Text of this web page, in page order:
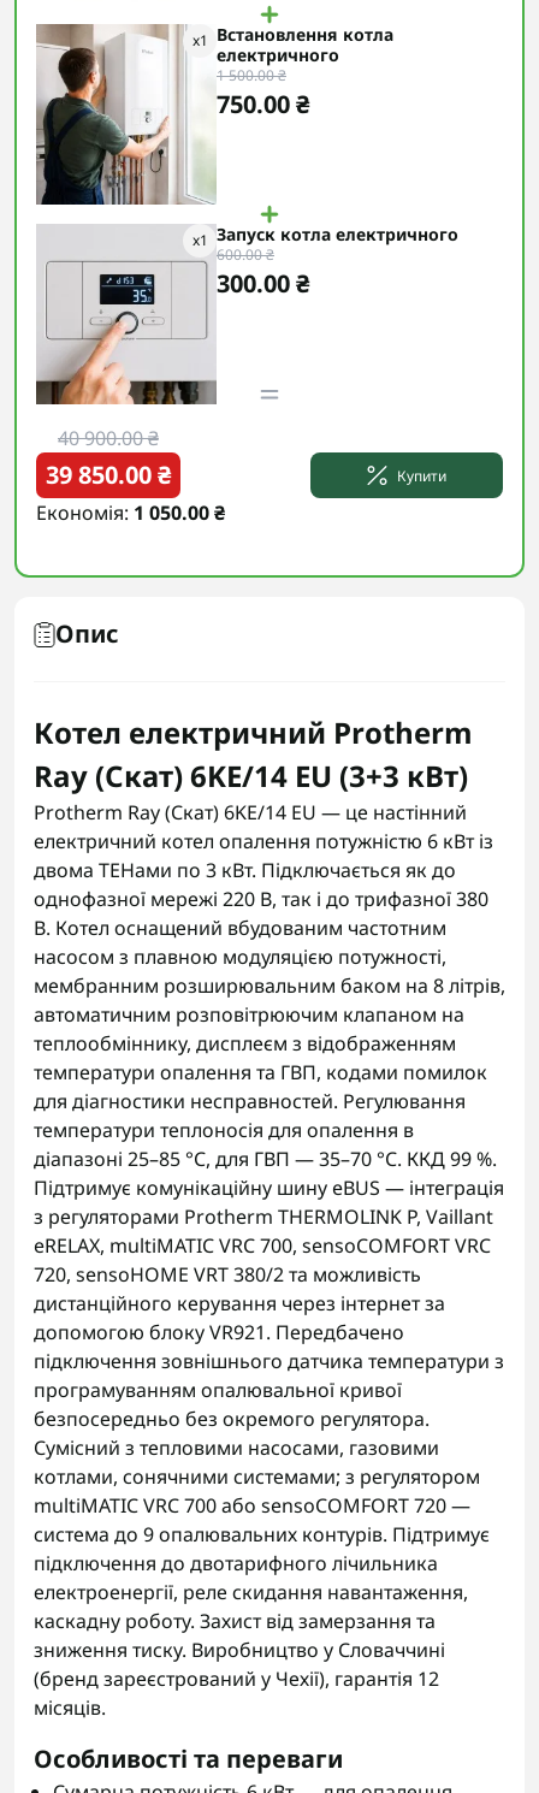
x1 Встановлення котла
електричного
1 500.00 ₴
750.00 ₴
x1 Запуск котла електричного
600.00 ₴
300.00 ₴
40 900.00 ₴
39 850.00 ₴
Економія: 1 050.00 ₴
Купити
Опис
Котел електричний Protherm
Ray (Скат) 6KE/14 ЕU (3+3 кВт)
Protherm Ray (Скат) 6KE/14 ЕU — це настінний
електричний котел опалення потужністю 6 кВт із
двома ТЕНами по 3 кВт. Підключається як до
однофазної мережі 220 В, так і до трифазної 380
В. Котел оснащений вбудованим частотним
насосом з плавною модуляцією потужності,
мембранним розширювальним баком на 8 літрів,
автоматичним розповітрюючим клапаном на
теплообміннику, дисплеєм з відображенням
температури опалення та ГВП, кодами помилок
для діагностики несправностей. Регулювання
температури теплоносія для опалення в
діапазоні 25–85 °C, для ГВП — 35–70 °C. ККД 99 %.
Підтримує комунікаційну шину eBUS — інтеграція
з регуляторами Protherm THERMOLINK P, Vaillant
eRELAX, multiMATIC VRC 700, sensoCOMFORT VRC
720, sensoHOME VRT 380/2 та можливість
дистанційного керування через інтернет за
допомогою блоку VR921. Передбачено
підключення зовнішнього датчика температури з
програмуванням опалювальної кривої
безпосередньо без окремого регулятора.
Сумісний з тепловими насосами, газовими
котлами, сонячними системами; з регулятором
multiMATIC VRC 700 або sensoCOMFORT 720 —
система до 9 опалювальних контурів. Підтримує
підключення до двотарифного лічильника
електроенергії, реле скидання навантаження,
каскадну роботу. Захист від замерзання та
зниження тиску. Виробництво у Словаччині
(бренд зареєстрований у Чехії), гарантія 12
місяців.
Особливості та переваги